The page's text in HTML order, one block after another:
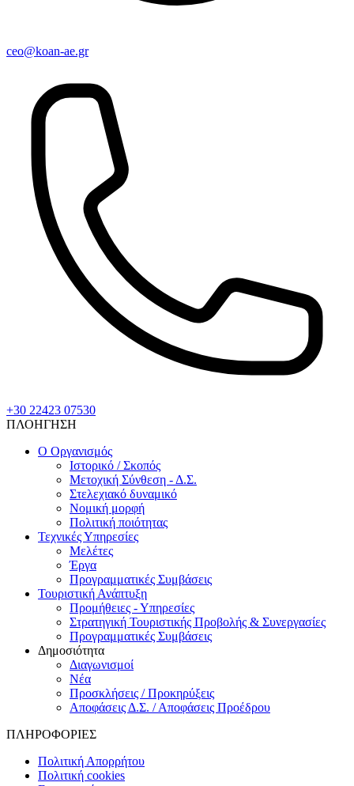
ceo@koan-ae.gr
+30 22423 07530
ΠΛΟΗΓΗΣΗ
Ο Οργανισμός
Ιστορικό / Σκοπός
Μετοχική Σύνθεση - Δ.Σ.
Στελεχιακό δυναμικό
Νομική μορφή
Πολιτική ποιότητας
Τεχνικές Υπηρεσίες
Μελέτες
Έργα
Προγραμματικές Συμβάσεις
Τουριστική Ανάπτυξη
Προμήθειες - Υπηρεσίες
Στρατηγική Τουριστικής Προβολής & Συνεργασίες
Προγραμματικές Συμβάσεις
Δημοσιότητα
Διαγωνισμοί
Νέα
Προσκλήσεις / Προκηρύξεις
Αποφάσεις Δ.Σ. / Αποφάσεις Προέδρου
ΠΛΗΡΟΦΟΡΙΕΣ
Πολιτική Απορρήτου
Πολιτική cookies